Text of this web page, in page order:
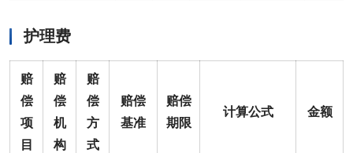
护理费
赔
偿
项
目
赔
偿
机
构
赔
偿
方
式
赔偿
基准
赔偿
期限
计算公式 金额